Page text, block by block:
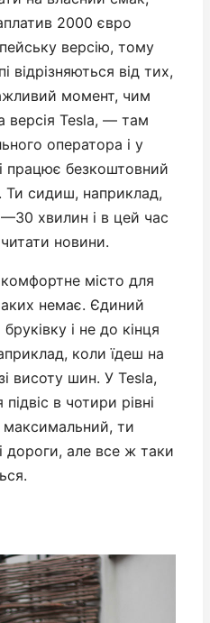
2000 євро
версію, тому
відрізняються від тих,
момент, чим
версія Tesla, — там
оператора і у
працює безкоштовний
Ти сидиш, наприклад,
хвилин і в цей час
новини.
місто для
немає. Єдиний
і не до кінця
коли їдеш на
висоту шин. У Tesla,
в чотири рівні
ти
дороги, але все ж таки